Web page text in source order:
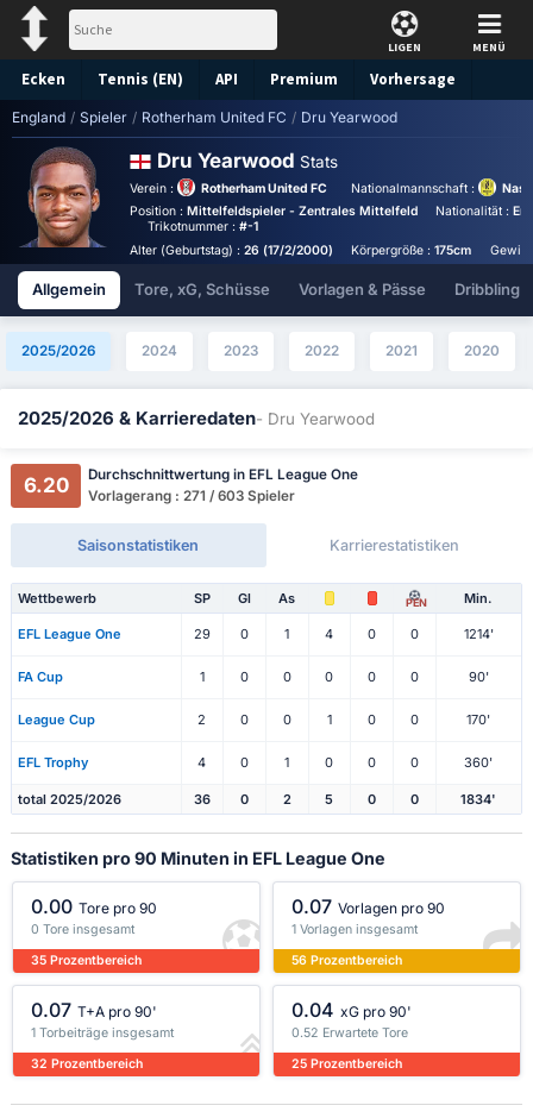
LIGEN MENÜ
Ecken Tennis (EN) API Premium Vorhersage
England / Spieler / Rotherham United FC / Dru Yearwood
Dru Yearwood Stats
Verein : Rotherham United FC Nationalmannschaft :
Position : Mittelfeldspieler - Zentrales Mittelfeld Nationalität :
Trikotnummer :#-1
Alter (Geburtstag) : 26 (17/2/2000) Körpergröße :175cm
Allgemein Tore, xG, Schüsse Vorlagen & Pässe Dribbling
2025/2026 2024 2023 2022 2021 2020
2025/2026 & Karrieredaten- Dru Yearwood
6.20
Durchschnittwertung in EFL League One
Vorlagerang : 271 / 603 Spieler
Saisonstatistiken Karrierestatistiken
Wettbewerb SP Gl As PEN Min.
EFL League One 29 0 1 4 0 0 1214'
FA Cup 1 0 0 0 0 0 90'
League Cup 2 0 0 1 0 0 170'
EFL Trophy 4 0 1 0 0 0 360'
total 2025/2026 36 0 2 5 0 0 1834'
Statistiken pro 90 Minuten in EFL League One
0.00 Tore pro 90
0 Tore insgesamt
35 Prozentbereich
0.07 Vorlagen pro 90
1 Vorlagen insgesamt
56 Prozentbereich
0.07 T+A pro 90'
1 Torbeiträge insgesamt
32 Prozentbereich
0.04 xG pro 90'
0.52 Erwartete Tore
25 Prozentbereich